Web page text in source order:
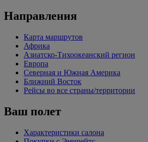
Направления
Карта маршрутов
Африка
Азиатско-Тихоокеанский регион
Европа
Северная и Южная Америка
Ближний Восток
Рейсы во все страны/территории
Ваш полет
Характеристики салона